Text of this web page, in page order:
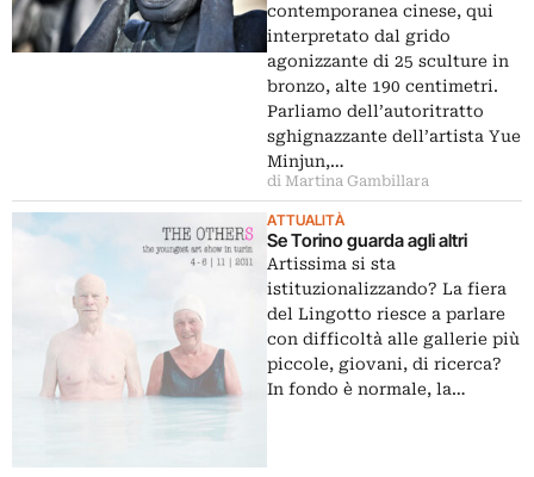
contemporanea cinese, qui
interpretato dal grido
agonizzante di 25 sculture in
bronzo, alte 190 centimetri.
Parliamo dell’autoritratto
sghignazzante dell’artista Yue
Minjun,…
di Martina Gambillara
ATTUALITÀ
Se Torino guarda agli altri
Artissima si sta
istituzionalizzando? La fiera
del Lingotto riesce a parlare
con difficoltà alle gallerie più
piccole, giovani, di ricerca?
In fondo è normale, la…